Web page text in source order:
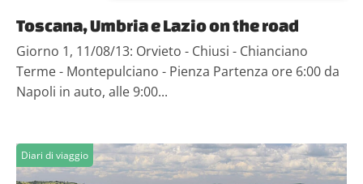
Toscana, Umbria e Lazio on the road
Giorno 1, 11/08/13: Orvieto - Chiusi - Chianciano
Terme - Montepulciano - Pienza Partenza ore 6:00 da
Napoli in auto, alle 9:00...
Diari di viaggio